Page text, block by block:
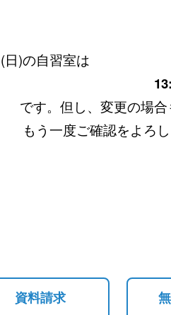
)の自習室は
更の場合もござ
をよろしくお願
資料請求